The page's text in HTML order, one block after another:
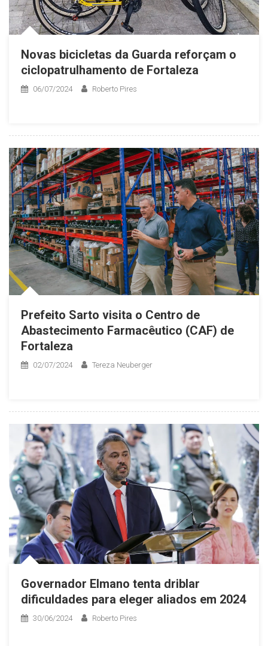
Novas bicicletas da Guarda reforçam o
ciclopatrulhamento de Fortaleza
06/07/2024 Roberto Pires
Prefeito Sarto visita o Centro de
Abastecimento Farmacêutico (CAF) de
Fortaleza
02/07/2024 Tereza Neuberger
Governador Elmano tenta driblar
dificuldades para eleger aliados em 2024
30/06/2024 Roberto Pires